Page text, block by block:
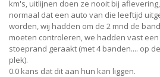
km's, uitlijnen doen ze nooit bij
normaal dat een auto van die leeftijd
worden, wij hadden om de 2 mnd de
moeten controleren, we hadden vast een
stoeprand geraakt (met 4 banden.... op
plek).
0.0 kans dat dit aan hun kan liggen.